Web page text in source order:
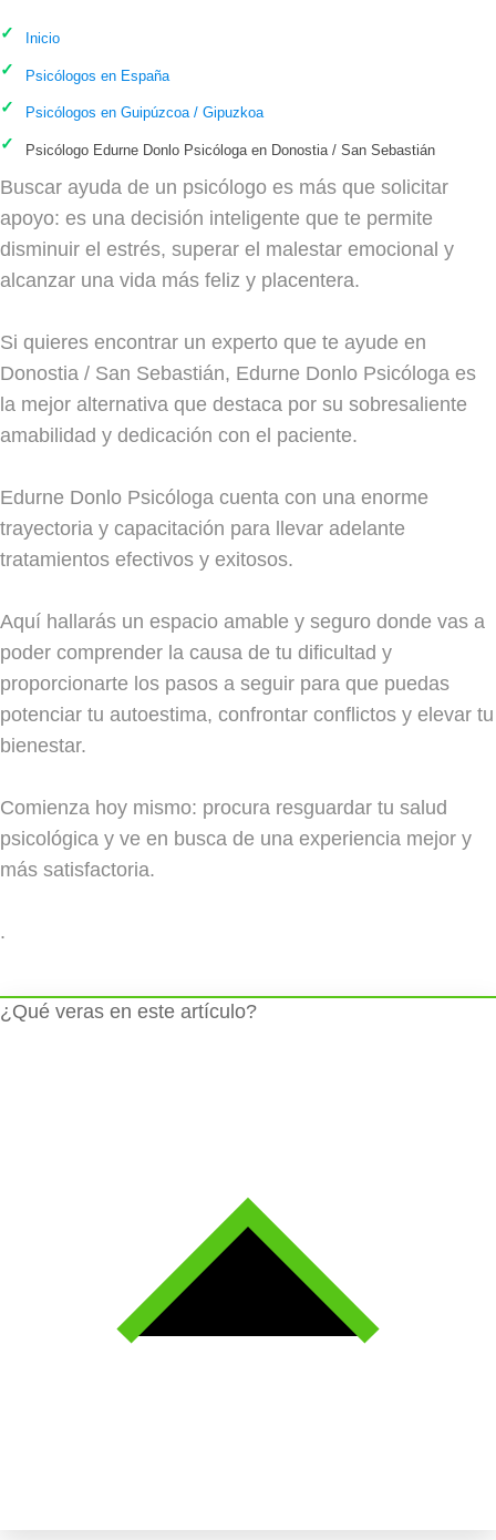
Inicio
Psicólogos en España
Psicólogos en Guipúzcoa / Gipuzkoa
Psicólogo Edurne Donlo Psicóloga en Donostia / San Sebastián
Buscar ayuda de un psicólogo es más que solicitar
apoyo: es una decisión inteligente que te permite
disminuir el estrés, superar el malestar emocional y
alcanzar una vida más feliz y placentera.
Si quieres encontrar un experto que te ayude en
Donostia / San Sebastián, Edurne Donlo Psicóloga es
la mejor alternativa que destaca por su sobresaliente
amabilidad y dedicación con el paciente.
Edurne Donlo Psicóloga cuenta con una enorme
trayectoria y capacitación para llevar adelante
tratamientos efectivos y exitosos.
Aquí hallarás un espacio amable y seguro donde vas a
poder comprender la causa de tu dificultad y
proporcionarte los pasos a seguir para que puedas
potenciar tu autoestima, confrontar conflictos y elevar tu
bienestar.
Comienza hoy mismo: procura resguardar tu salud
psicológica y ve en busca de una experiencia mejor y
más satisfactoria.
.
¿Qué veras en este artículo?